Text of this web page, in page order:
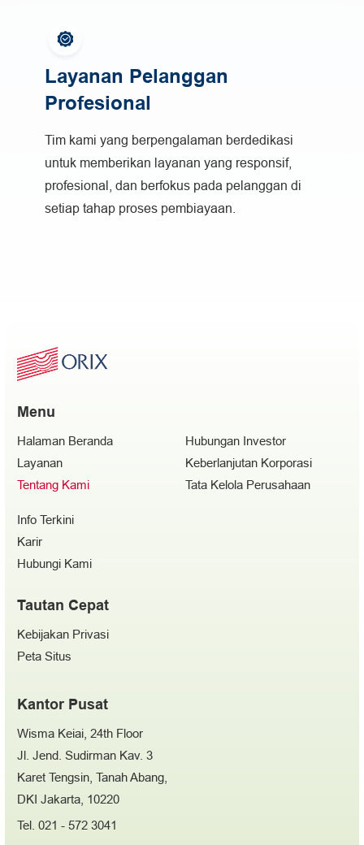
Layanan Pelanggan
Profesional
Tim kami yang berpengalaman berdedikasi
untuk memberikan layanan yang responsif,
profesional, dan berfokus pada pelanggan di
setiap tahap proses pembiayaan.
Menu
Halaman Beranda
Layanan
Tentang Kami
Hubungan Investor
Keberlanjutan Korporasi
Tata Kelola Perusahaan
Info Terkini
Karir
Hubungi Kami
Tautan Cepat
Kebijakan Privasi
Peta Situs
Kantor Pusat
Wisma Keiai, 24th Floor
Jl. Jend. Sudirman Kav. 3
Karet Tengsin, Tanah Abang,
DKI Jakarta, 10220
Tel. 021 - 572 3041